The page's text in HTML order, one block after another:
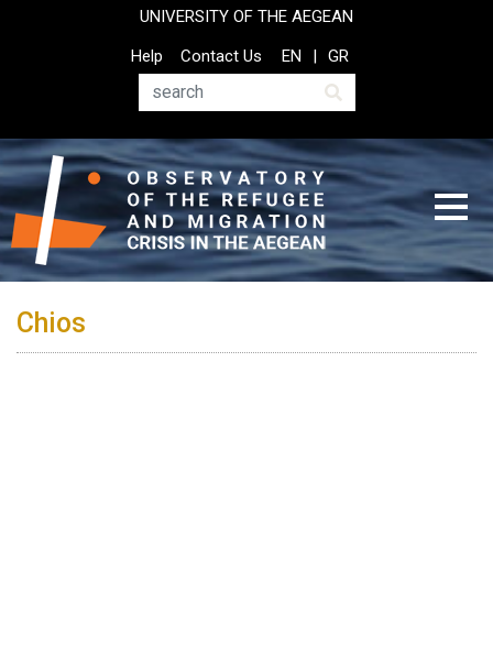
UNIVERSITY OF THE AEGEAN
Top
Header
Help
Contact Us
Search
EN GR
Chios